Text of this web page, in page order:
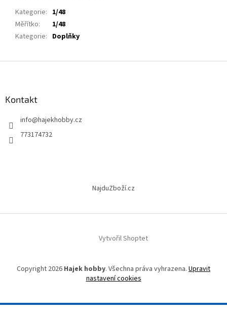
Kategorie: 1/48
Měřítko:
1/48
Kategorie: Doplňky
Kontakt
info@hajekhobby.cz
773174732
NajduZboží.cz
Vytvořil Shoptet
Copyright 2026 Hajek hobby. Všechna práva vyhrazena. Upravit
nastavení cookies